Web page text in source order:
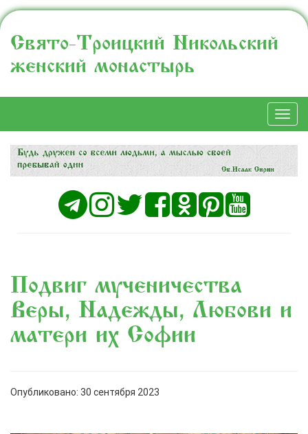
Свято-Троицкий Никольский
женский монастырь
Подвиг мученичества
Веры, Надежды, Любови и
матери их Софии
Опубликовано: 30 сентября 2023